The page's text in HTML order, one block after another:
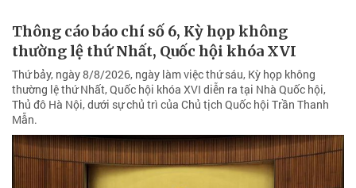
Thông cáo báo chí số 6, Kỳ họp không
thường lệ thứ Nhất, Quốc hội khóa XVI
Thứ bảy, ngày 8/8/2026, ngày làm việc thứ sáu, Kỳ họp không
thường lệ thứ Nhất, Quốc hội khóa XVI diễn ra tại Nhà Quốc hội,
Thủ đô Hà Nội, dưới sự chủ trì của Chủ tịch Quốc hội Trần Thanh
Mẫn.